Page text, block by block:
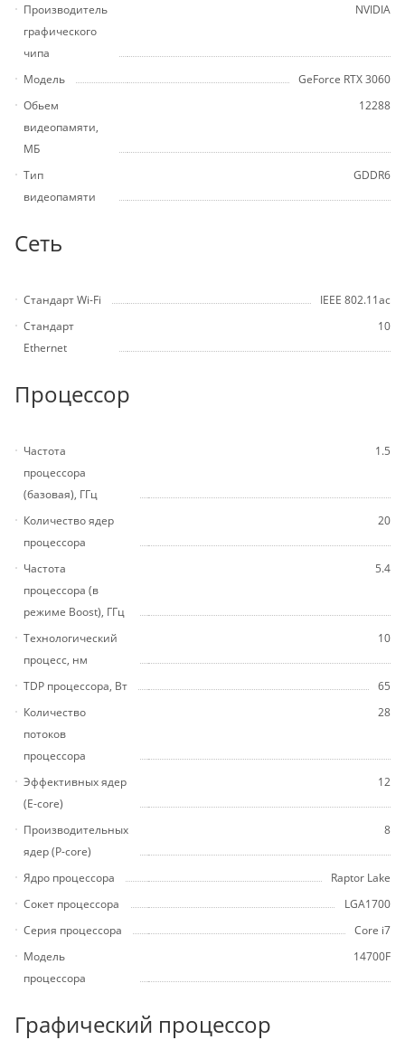
Производитель
графического
чипа
NVIDIA
Модель
GeForce RTX 3060
Обьем
видеопамяти,
МБ
12288
Тип
видеопамяти
GDDR6
Сеть
Стандарт Wi-Fi
IEEE 802.11ac
Стандарт
Ethernet
10
Процессор
Частота
процессора
(базовая), ГГц
1.5
Количество ядер
процессора
20
Частота
процессора (в
режиме Boost), ГГц
5.4
Технологический
процесс, нм
10
TDP процессора, Вт
65
Количество
потоков
процессора
28
Эффективных ядер
(E-core)
12
Производительных
ядер (P-core)
8
Ядро процессора
Raptor Lake
Сокет процессора
LGA1700
Серия процессора
Core i7
Модель
процессора
14700F
Графический процессор